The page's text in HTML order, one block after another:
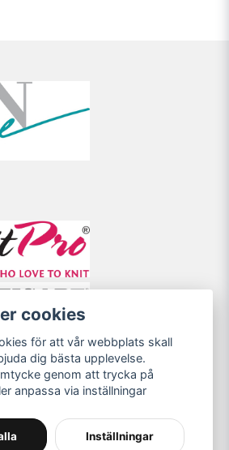
cookies
för att vår webbplats skall
dig bästa upplevelse.
genom att trycka på
anpassa via inställningar
Inställningar